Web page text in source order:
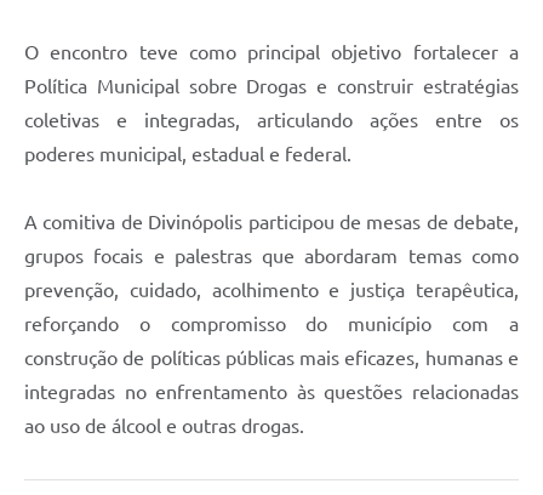
O encontro teve como principal objetivo fortalecer a
Política Municipal sobre Drogas e construir estratégias
coletivas e integradas, articulando ações entre os
poderes municipal, estadual e federal.
A comitiva de Divinópolis participou de mesas de debate,
grupos focais e palestras que abordaram temas como
prevenção, cuidado, acolhimento e justiça terapêutica,
reforçando o compromisso do município com a
construção de políticas públicas mais eficazes, humanas e
integradas no enfrentamento às questões relacionadas
ao uso de álcool e outras drogas.